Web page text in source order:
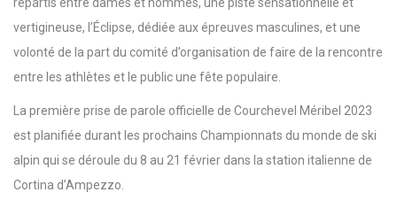
vertigineuse, l’Éclipse, dédiée aux épreuves masculines, et une
volonté de la part du comité d’organisation de faire de la rencontre
entre les athlètes et le public une fête populaire.
La première prise de parole officielle de Courchevel Méribel 2023
est planifiée durant les prochains Championnats du monde de ski
alpin qui se déroule du 8 au 21 février dans la station italienne de
Cortina d’Ampezzo.